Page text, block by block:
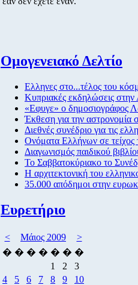
Ομογενειακό Δελτίο
Eλληνες στο...τέλος του
Κυπριακές εκδηλώσεις στην
«Εφυγε» ο δημοσιογράφος
Έκθεση για την αστρονομία
Διεθνές συνέδριο για τις
Ονόματα Ελλήνων σε τείχος
Διαγωνισμός παιδικού
To Σαββατοκύριακο το
H αρχιτεκτονική του
35.000 απόδημοι στην
Ευρετήριο
< Μάιος 2009
>
� � � � � � �
1
2
3
4
5 6 7 8 9
10